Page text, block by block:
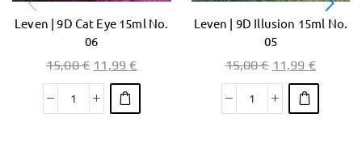
Leven | 9D Cat Eye 15ml No.
06
15,00€ 11,99€
Leven | 9D Illusion 15ml No.
05
15,00€ 11,99 €